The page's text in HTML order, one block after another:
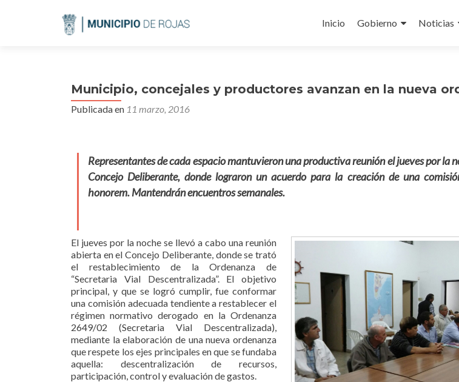
al
Inicio Gobierno Noticias
Municipio, concejales y productores avanzan en la nueva
Publicada en 11 marzo, 2016
Representantes de cada espacio mantuvieron una productiva reunión el jueves por la
Concejo Deliberante, donde lograron un acuerdo para la creación de una
honorem. Mantendrán encuentros semanales.
El jueves por la noche se llevó a cabo una reunión
abierta en el Concejo Deliberante, donde se trató
el restablecimiento de la Ordenanza de
“Secretaria Vial Descentralizada”. El objetivo
principal, y que se logró cumplir, fue conformar
una comisión adecuada tendiente a restablecer el
régimen normativo derogado en la Ordenanza
2649/02 (Secretaria Vial Descentralizada),
mediante la elaboración de una nueva ordenanza
que respete los ejes principales en que se fundaba
aquella: descentralización de recursos,
participación, control y evaluación de gastos.